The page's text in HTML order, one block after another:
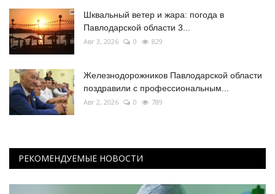
Шквальный ветер и жара: погода в
Павлодарской области 3...
Авг 3, 2026 0 829
Железнодорожников Павлодарской области
поздравили с профессиональным...
Авг 2, 2026 0 789
РЕКОМЕНДУЕМЫЕ НОВОСТИ